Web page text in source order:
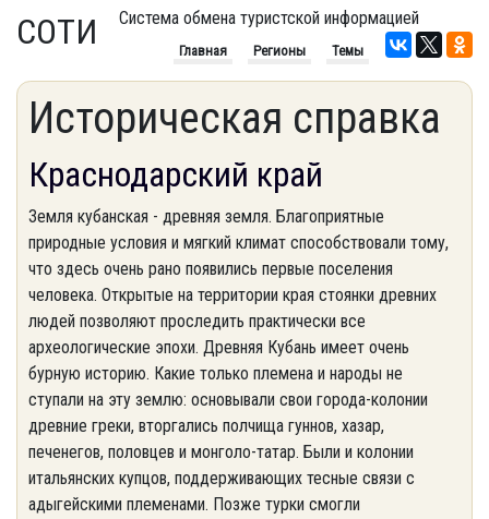
СОТИ Система обмена туристской информацией
Главная Регионы Темы
Историческая справка
Краснодарский край
Земля кубанская - древняя земля. Благоприятные
природные условия и мягкий климат способствовали тому,
что здесь очень рано появились первые поселения
человека. Открытые на территории края стоянки древних
людей позволяют проследить практически все
археологические эпохи. Древняя Кубань имеет очень
бурную историю. Какие только племена и народы не
ступали на эту землю: основывали свои города-колонии
древние греки, вторгались полчища гуннов, хазар,
печенегов, половцев и монголо-татар. Были и колонии
итальянских купцов, поддерживающих тесные связи с
адыгейскими племенами. Позже турки смогли